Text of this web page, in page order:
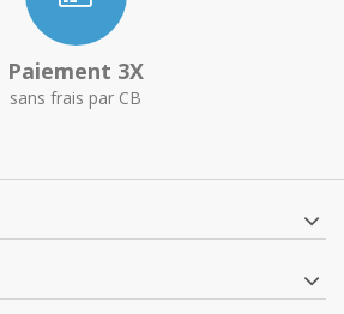
Paiement 3X
sans frais par CB